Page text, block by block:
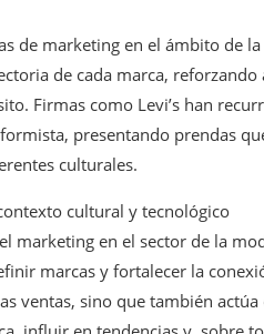
de marketing en el ámbito de
de cada marca, reforzando
Firmas como Levi’s han
presentando prendas
culturales.
cultural y tecnológico
marketing en el sector de la
marcas y fortalecer la
ventas, sino que también actúa